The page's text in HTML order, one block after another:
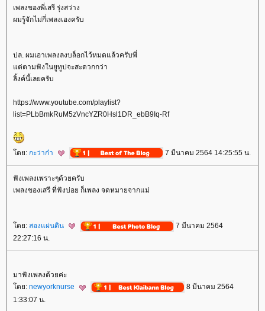
เพลงของพี่เสรี รุ่งสว่าง
ผมรู้จักไม่กี่เพลงเองครับ
ปล. ผมเอาเพลงลงบล็อกไว้หมดแล้วครับพี่
ต่ตามฟังในยูทูปจะสะดวกกว่า
ลิ้งค์นี้เลยครับ
https://www.youtube.com/playlist?
list=PLbBmkRuM5zVncYZR0Hsl1DR_ebB9Iq-Rf
ดย: กะว่าก๋า 7 มีนาคม 2564 14:25:55 น.
ฟังเพลงเพราะๆด้วยครับ
เพลงของเสรี ที่ฟังบ่อย ก็เพลง จดหมายจากแม่
ดย: สองแผ่นดิน
7 มีนาคม 2564
22:27:16 น.
มาฟังเพลงด้วยค่ะ
ดย: newyorknurse
8 มีนาคม 2564
1:33:07 น.